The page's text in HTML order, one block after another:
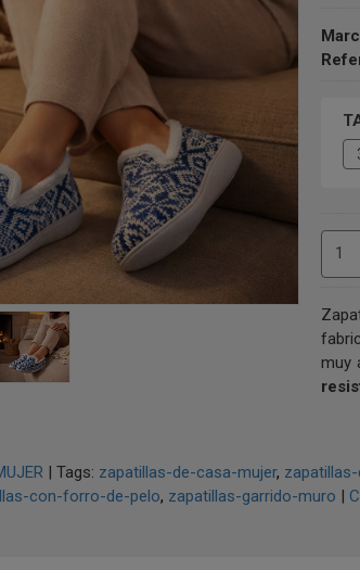
muy
| Tags: zapatillas-de-casa-mujer
con-forro-de-pelo zapatillas-garrido-muro |